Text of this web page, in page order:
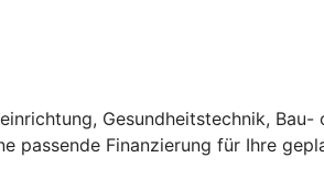
Gesundheitstechnik,
passende Finanzierung für Ihre